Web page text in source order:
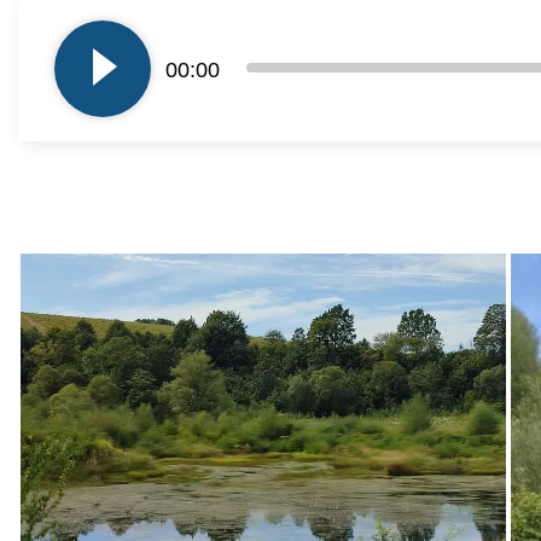
plików
dźwiękowych
00:00